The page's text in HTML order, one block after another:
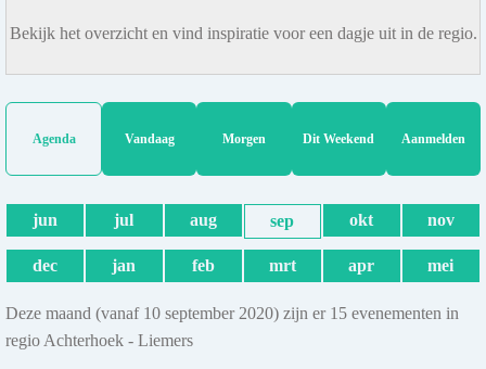
Bekijk het overzicht en vind inspiratie voor een dagje uit in de regio.
Agenda Vandaag Morgen Dit Weekend Aanmelden
jun jul aug sep okt nov
dec jan feb mrt apr mei
Deze maand (vanaf 10 september 2020) zijn er 15 evenementen in
regio Achterhoek - Liemers